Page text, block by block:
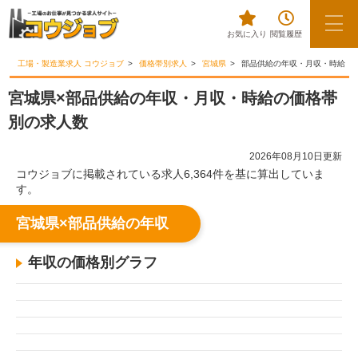
お気に入り 閲覧履歴
工場・製造業求人 コウジョブ 価格帯別求人 宮城県 部品供給の年収・月収・時給
宮城県×部品供給の年収・月収・時給の価格帯
別の求人数
2026年08月10日更新
コウジョブに掲載されている求人6,364件を基に算出していま
す。
宮城県×部品供給の年収
年収の価格別グラフ